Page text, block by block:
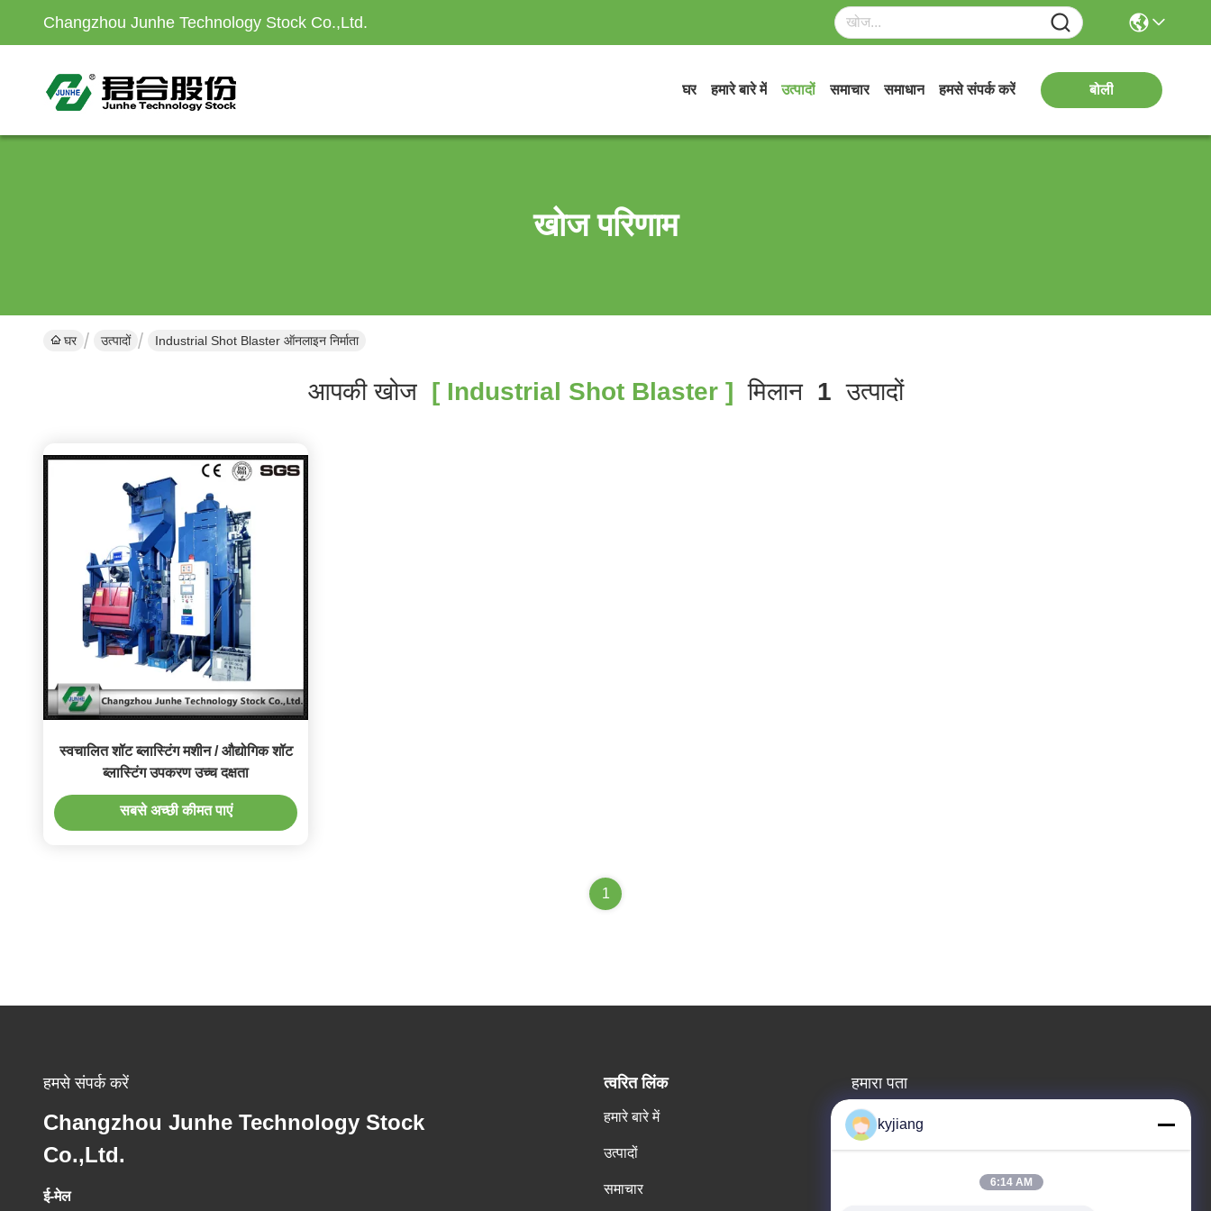
Changzhou Junhe Technology Stock Co.,Ltd.
घर हमारे बारे में उत्पादों समाचार समाधान हमसे संपर्क करें बोली
खोज परिणाम
घर उत्पादों Industrial Shot Blaster ऑनलाइन निर्माता
आपकी खोज[ Industrial Shot Blaster ] मिलान 1 उत्पादों
स्वचालित शॉट ब्लास्टिंग मशीन / औद्योगिक शॉट
ब्लास्टिंग उपकरण उच्च दक्षता
सबसे अच्छी कीमत पाएं
1
हमसे संपर्क करें
Changzhou Junhe Technology Stock
Co.,Ltd.
ई-मेल
त्वरित लिंक
हमारे बारे में
उत्पादों
समाचार
हमारा पता
कंपनी का पता
नं. 12, Xingtang West Road, Xinbei District, Changzhou
kyjiang
6:14 AM